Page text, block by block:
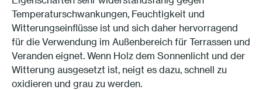
Temperaturschwankungen, Feuchtigkeit und
Witterungseinflüsse ist und sich daher hervorragend
für die Verwendung im Außenbereich für Terrassen und
Veranden eignet. Wenn Holz dem Sonnenlicht und der
Witterung ausgesetzt ist, neigt es dazu, schnell zu
oxidieren und grau zu werden.